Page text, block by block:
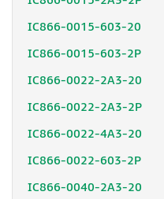
IC866-0015-603-20
IC866-0015-603-2P
IC866-0022-2A3-20
IC866-0022-2A3-2P
IC866-0022-4A3-20
IC866-0022-603-2P
IC866-0040-2A3-20